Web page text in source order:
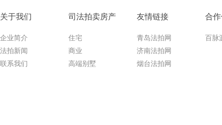
关于我们
企业简介
法拍新闻
联系我们
司法拍卖房产
住宅
商业
高端别墅
友情链接
青岛法拍网
济南法拍网
烟台法拍网
合
百脉